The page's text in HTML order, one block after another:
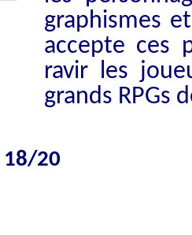
graphismes
accepte ces
ravir les
grands RPGs
18/20